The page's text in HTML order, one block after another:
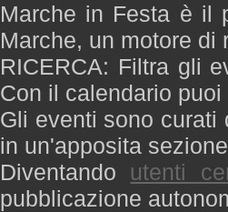
Marche in Festa è il
Marche, un motore di
RICERCA: Filtra gli
Con il calendario
Gli eventi sono curati
in un'apposita
Diventando utenti
pubblicazione